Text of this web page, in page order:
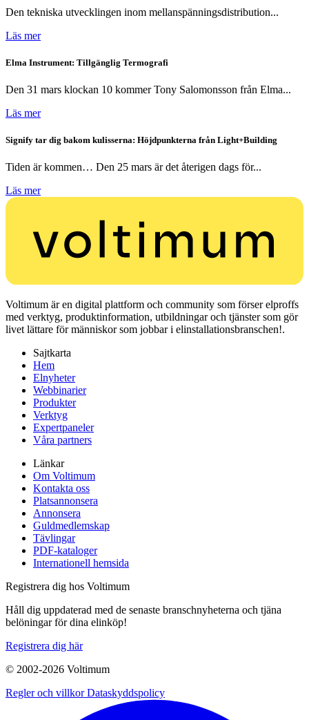
Den tekniska utvecklingen inom mellanspänningsdistribution...
Läs mer
Elma Instrument: Tillgänglig Termografi
Den 31 mars klockan 10 kommer Tony Salomonsson från Elma...
Läs mer
Signify tar dig bakom kulisserna: Höjdpunkterna från Light+Building
Tiden är kommen… Den 25 mars är det återigen dags för...
Läs mer
Voltimum är en digital plattform och community som förser elproffs
med verktyg, produktinformation, utbildningar och tjänster som gör
livet lättare för människor som jobbar i elinstallationsbranschen!.
Sajtkarta
Hem
Elnyheter
Webbinarier
Produkter
Verktyg
Expertpaneler
Våra partners
Länkar
Om Voltimum
Kontakta oss
Platsannonsera
Annonsera
Guldmedlemskap
Tävlingar
PDF-kataloger
Internationell hemsida
Registrera dig hos Voltimum
Håll dig uppdaterad med de senaste branschnyheterna och tjäna
belöningar för dina elinköp!
Registrera dig här
© 2002-2026 Voltimum
Regler och villkorDataskyddspolicy